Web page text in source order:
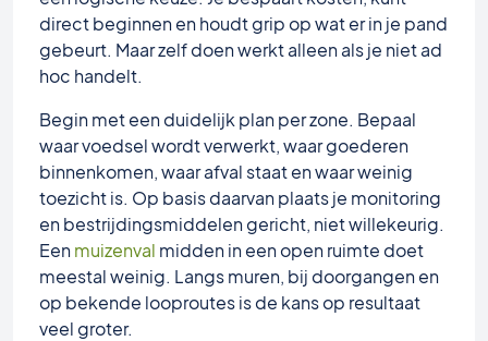
direct beginnen en houdt grip op wat er in je pand
gebeurt. Maar zelf doen werkt alleen als je niet ad
hoc handelt.
Begin met een duidelijk plan per zone. Bepaal
waar voedsel wordt verwerkt, waar goederen
binnenkomen, waar afval staat en waar weinig
toezicht is. Op basis daarvan plaats je monitoring
en bestrijdingsmiddelen gericht, niet willekeurig.
Eenmuizenval midden in een open ruimte doet
meestal weinig. Langs muren, bij doorgangen en
op bekende looproutes is de kans op resultaat
veel groter.